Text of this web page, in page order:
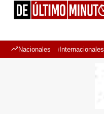
Nacionales Internacionales